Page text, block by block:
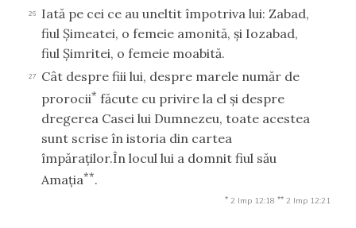
26
Iată pe cei ce au uneltit împotriva lui: Zabad,
fiul Şimeatei, o femeie amonită, şi Iozabad,
fiul Şimritei, o femeie moabită.
27
Cât despre fiii lui, despre marele număr de
prorocii* făcute cu privire la el şi despre
dregerea Casei lui Dumnezeu, toate acestea
sunt scrise în istoria din cartea
împăraţilor.În locul lui a domnit fiul său
Amaţia**.
* 2 Imp 12:18 ** 2 Imp 12:21